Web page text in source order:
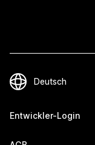
Entwickler-Login